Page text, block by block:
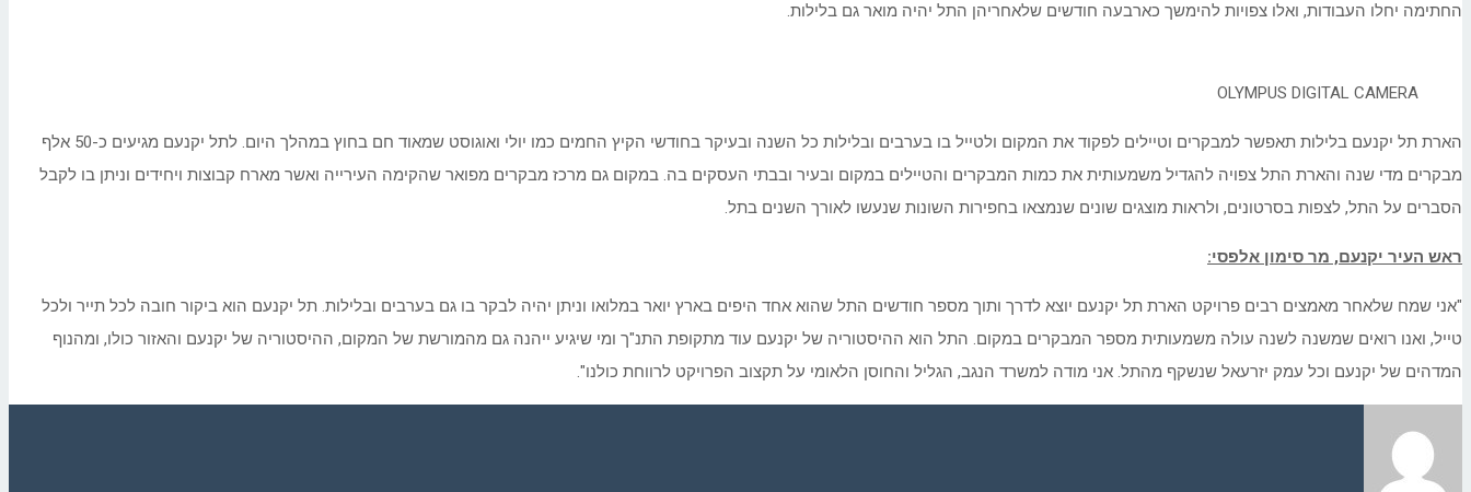
החתימה יחלו העבודות, ואלו צפויות להימשך כארבעה חודשים שלאחריהן התל יהיה מואר גם בלילות.
OLYMPUS DIGITAL CAMERA
הארת תל יקנעם בלילות תאפשר למבקרים וטיילים לפקוד את המקום ולטייל בו בערבים ובלילות כל השנה ובעיקר בחודשי הקיץ החמים כמו יולי ואוגוסט שמאוד חם בחוץ במהלך היום. לתל יקנעם מגיעים כ-50 אלף
מבקרים מדי שנה והארת התל צפויה להגדיל משמעותית את כמות המבקרים והטיילים במקום ובעיר ובבתי העסקים בה. במקום גם מרכז מבקרים מפואר שהקימה העירייה ואשר מארח קבוצות ויחידים וניתן בו לקבל
הסברים על התל, לצפות בסרטונים, ולראות מוצגים שונים שנמצאו בחפירות השונות שנעשו לאורך השנים בתל.
ראש העיר יקנעם, מר סימון אלפסי:
"אני שמח שלאחר מאמצים רבים פרויקט הארת תל יקנעם יוצא לדרך ותוך מספר חודשים התל שהוא אחד היפים בארץ יואר במלואו וניתן יהיה לבקר בו גם בערבים ובלילות. תל יקנעם הוא ביקור חובה לכל תייר ולכל
טייל, ואנו רואים שמשנה לשנה עולה משמעותית מספר המבקרים במקום. התל הוא ההיסטוריה של יקנעם עוד מתקופת התנ"ך ומי שיגיע ייהנה גם מהמורשת של המקום, ההיסטוריה של יקנעם והאזור כולו, ומהנוף
המדהים של יקנעם וכל עמק יזרעאל שנשקף מהתל. אני מודה למשרד הנגב, הגליל והחוסן הלאומי על תקצוב הפרויקט לרווחת כולנו".